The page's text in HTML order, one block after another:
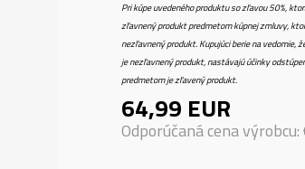
Pri kúpe uvedeného produktu so zľavou 50%,
zľavnený produkt predmetom kúpnej zmluvy,
nezľavnený produkt. Kupujúci berie na vedomie,
je nezľavnený produkt, nastávajú účinky
predmetom je zľavený produkt.
64,99 EUR
Odporúčaná cena výrobcu: